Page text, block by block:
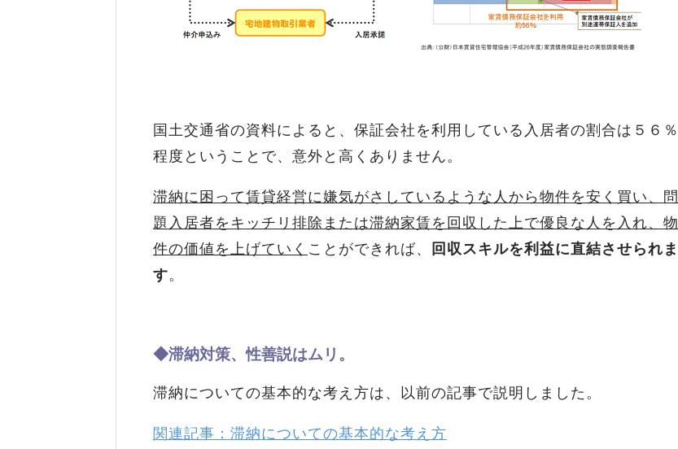
国土交通省の資料によると、保証会社を利用している入居者の割合は５６％
程度ということで、意外と高くありません。
滞納に困って賃貸経営に嫌気がさしているような人から物件を安く買い、問
題入居者をキッチリ排除または滞納家賃を回収した上で優良な人を入れ、物
件の価値を上げていく ことができれば、
回収スキルを利益に直結させられま
す。
◆滞納対策、性善説はムリ。
滞納についての基本的な考え方は、以前の記事で説明しました。
関連記事：滞納についての基本的な考え方